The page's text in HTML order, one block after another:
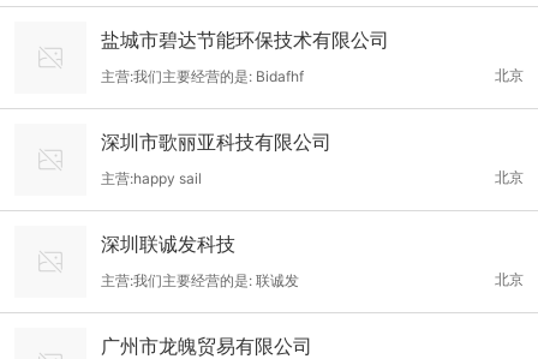
盐城市碧达节能环保技术有限公司
北京
主营:我们主要经营的是: Bidafhf
深圳市歌丽亚科技有限公司
北京
主营:happy sail
深圳联诚发科技
北京
主营:我们主要经营的是: 联诚发
广州市龙魄贸易有限公司